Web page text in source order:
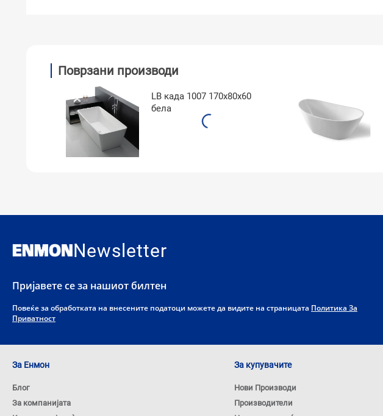
Поврзани производи
LB када 1007 170x80x60
бела
Newsletter
Пријавете се за нашиот билтен
Повеќе за обработката на внесените податоци можете да видите на страницата Политика За
Приватност
За Енмон
Блог
За компанијата
За купувачите
Нови Производи
Производители